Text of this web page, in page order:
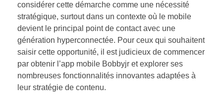
considérer cette démarche comme une nécessité
stratégique, surtout dans un contexte où le mobile
devient le principal point de contact avec une
génération hyperconnectée. Pour ceux qui souhaitent
saisir cette opportunité, il est judicieux de commencer
par obtenir l’app mobile Bobbyjr et explorer ses
nombreuses fonctionnalités innovantes adaptées à
leur stratégie de contenu.